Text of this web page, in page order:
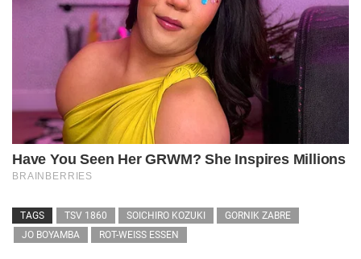
TAGS TSV 1860 SOICHIRO KOZUKI
GORNIK ZABRE
JO BOYAMBA
ROT-WEISS ESSEN